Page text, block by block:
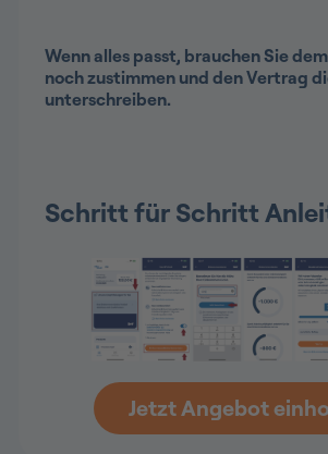
Wenn alles passt, brauchen Sie
noch zustimmen und den Vertrag
unterschreiben.
Schritt für Schritt
Jetzt Angebot